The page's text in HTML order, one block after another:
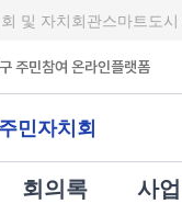
및 자치회관스마트도
주민참여 온라인플랫폼
민자치회
회의록 사